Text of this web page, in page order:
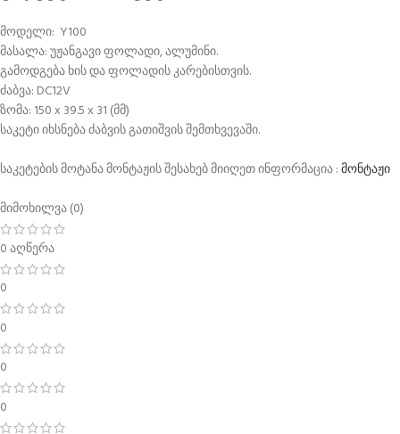
მოდელი: Y100
მასალა: უჟანგავი ფოლადი, ალუმინი.
გამოდგება ხის და ფოლადის კარებისთვის.
ძაბვა: DC12V
ზომა: 150 x 39.5 x 31 (მმ)
საკეტი იხსნება ძაბვის გათიშვის შემთხვევაში.
საკეტების მოტანა მონტაჟის შესახებ მიიღეთ ინფორმაცია :მონტაჟი
მიმოხილვა (0)
0 აღწერა
0
0
0
0